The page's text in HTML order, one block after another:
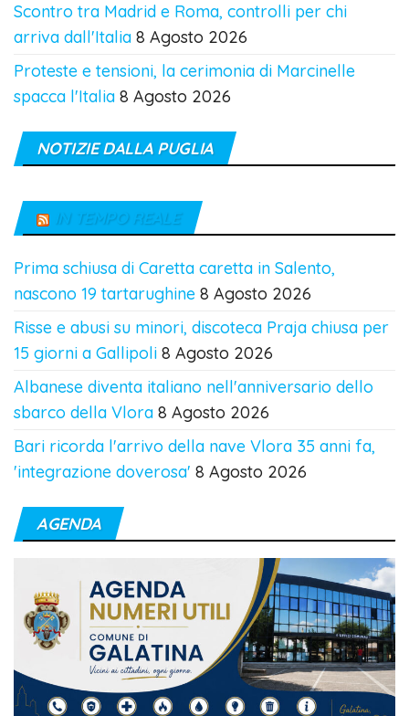
Scontro tra Madrid e Roma, controlli per chi
arriva dall'Italia 8 Agosto 2026
Proteste e tensioni, la cerimonia di Marcinelle
spacca l'Italia 8 Agosto 2026
NOTIZIE DALLA PUGLIA
IN TEMPO REALE
Prima schiusa di Caretta caretta in Salento,
nascono 19 tartarughine 8 Agosto 2026
Risse e abusi su minori, discoteca Praja chiusa per
15 giorni a Gallipoli 8 Agosto 2026
Albanese diventa italiano nell'anniversario dello
sbarco della Vlora 8 Agosto 2026
Bari ricorda l'arrivo della nave Vlora 35 anni fa,
'integrazione doverosa' 8 Agosto 2026
AGENDA